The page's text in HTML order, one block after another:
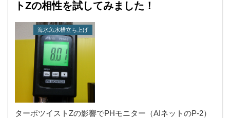
トZの相性を試してみました！
海水魚水槽立ち上げ
ターボツイストZの影響でPHモニター（AIネットのP-2）